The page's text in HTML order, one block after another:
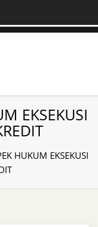
–
di Indonesia
EKSEKUSI
HUKUM EKSEKUSI